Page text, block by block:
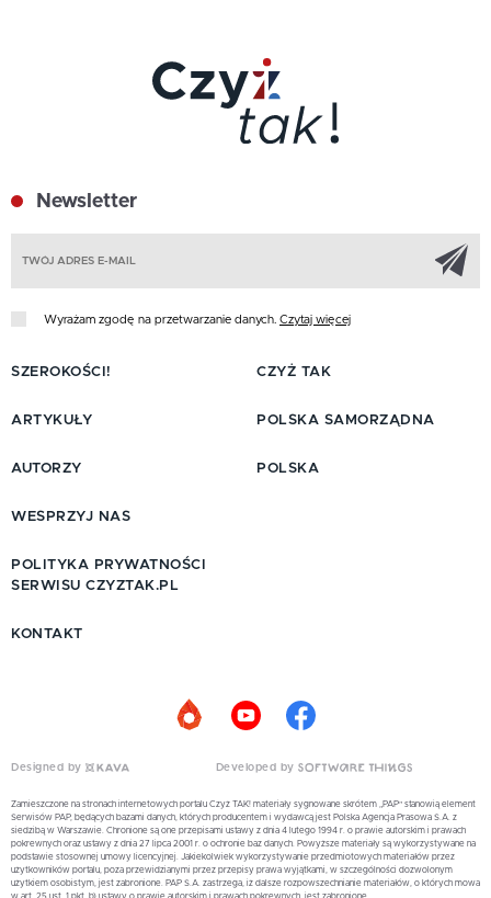
Newsletter
Wyrażam zgodę na przetwarzanie danych. Czytaj więcej
SZEROKOŚCI!
ARTYKUŁY
AUTORZY
CZYŻ TAK
POLSKA SAMORZĄDNA
POLSKA
WESPRZYJ NAS
POLITYKA PRYWATNOŚCI
SERWISU CZYZTAK.PL
KONTAKT
Designed by Developed by
Zamieszczone na stronach internetowych portalu Czyż TAK! materiały sygnowane skrótem „PAP” stanowią element
Serwisów PAP, będących bazami danych, których producentem i wydawcą jest Polska Agencja Prasowa S.A. z
siedzibą w Warszawie. Chronione są one przepisami ustawy z dnia 4 lutego 1994 r. o prawie autorskim i prawach
pokrewnych oraz ustawy z dnia 27 lipca 2001 r. o ochronie baz danych. Powyższe materiały są wykorzystywane na
podstawie stosownej umowy licencyjnej. Jakiekolwiek wykorzystywanie przedmiotowych materiałów przez
użytkowników portalu, poza przewidzianymi przez przepisy prawa wyjątkami, w szczególności dozwolonym
użytkiem osobistym, jest zabronione. PAP S.A. zastrzega, iż dalsze rozpowszechnianie materiałów, o których mowa